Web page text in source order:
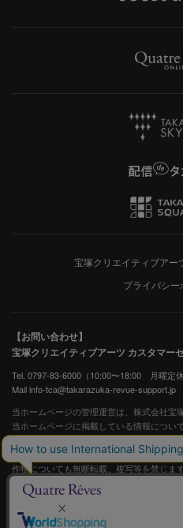
宝塚クリエイティブアー
プライバシー
【お問い合わせ】
宝塚クリエイティブアーツ カスタマー
Tel. 0797-83-6000（10:00〜18:00 月曜定休
Mail info-tca@takarazuka-revue-support.jp
当ホームページの管理運営は、株式会社宝
当ホームページに掲載している情報につい
することを固く禁止します。
また、阪急電鉄並びに宝塚歌劇団、宝塚ク
作物についても無断転載、複写等を禁じます
宝塚歌劇公式ホームページ
JASRAC許諾番号：S0507081515